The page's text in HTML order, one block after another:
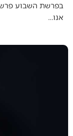
בפרשת השבוע
אנו…